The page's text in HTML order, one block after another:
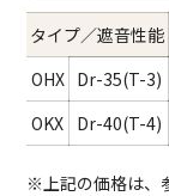
タイプ／遮音性能
OHX Dr-35(T-3)
OKX Dr-40(T-4)
※上記の価格は、